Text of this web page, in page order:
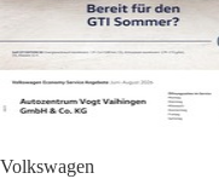
Volkswagen